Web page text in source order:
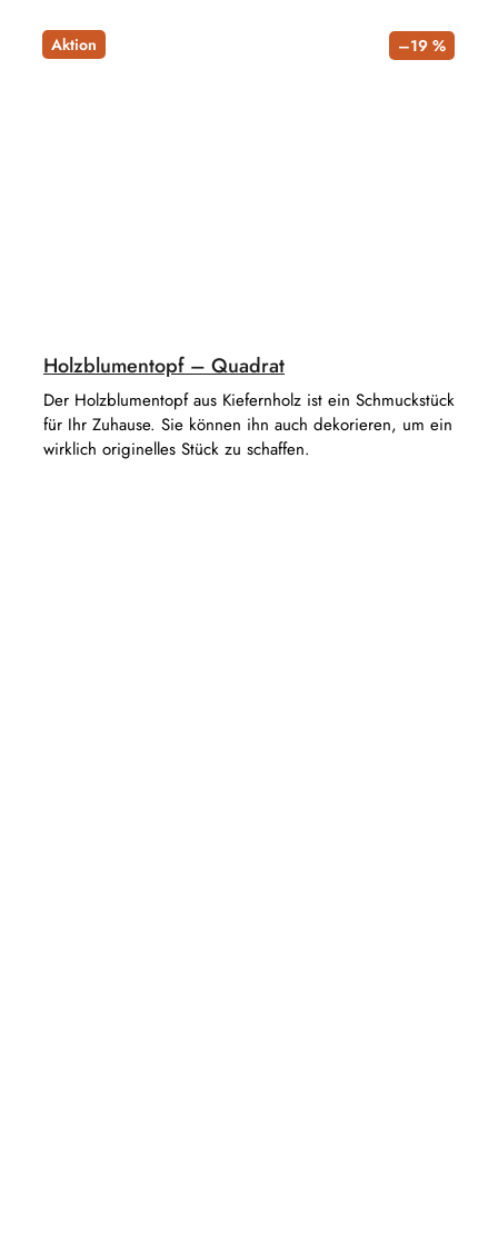
Aktion –19 %
Holzblumentopf – Quadrat
Der Holzblumentopf aus Kiefernholz ist ein Schmuckstück
für Ihr Zuhause. Sie können ihn auch dekorieren, um ein
wirklich originelles Stück zu schaffen.